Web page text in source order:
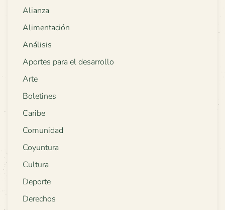
Alianza
Alimentación
Análisis
Aportes para el desarrollo
Arte
Boletines
Caribe
Comunidad
Coyuntura
Cultura
Deporte
Derechos